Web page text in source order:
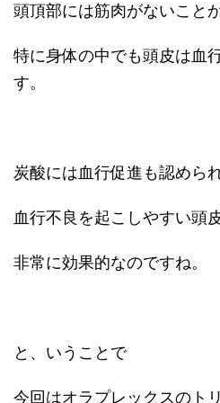
頭頂部には筋肉がないこと
特に身体の中でも頭皮は血
す。
炭酸には血行促進も認めら
血行不良を起こしやすい頭
非常に効果的なのですね。
と、いうことで
今回はオラプレックスのト